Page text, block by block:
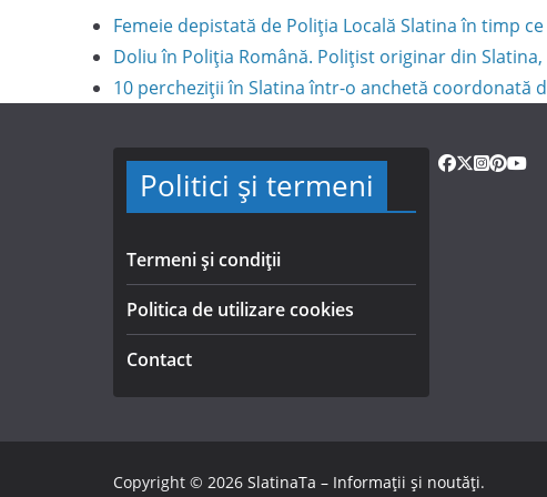
Femeie depistată de Poliția Locală Slatina în timp
Doliu în Poliția Română. Polițist originar din
10 percheziții în Slatina într-o anchetă coordonată
Politici și termeni
Termeni și condiții
Politica de utilizare cookies
Contact
Copyright © 2026 SlatinaTa – Informații și noutăți.